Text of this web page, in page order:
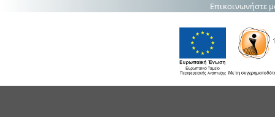
Επικοινωνήστε